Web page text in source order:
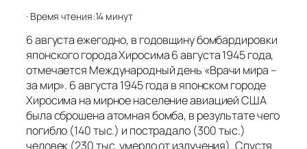
о
т
ь
ю
· Время чтения:14 минут
6 августа ежегодно, в годовщину бомбардировки
японского города Хиросима 6 августа 1945 года,
отмечается Международный день «Врачи мира –
за мир». 6 августа 1945 года в японском городе
Хиросима на мирное население авиацией США
была сброшена атомная бомба, в результате чего
погибло (140 тыс.) и пострадало (300 тыс.)
человек (230 тыс. умерло от излучения). Спустя